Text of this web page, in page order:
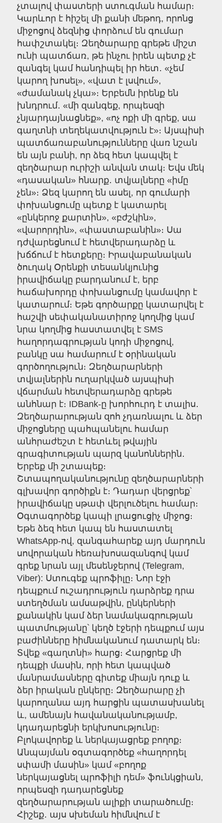
չտալով փաստերի ստուգման համար։
Կարևոր է հիշել մի քանի մեթոդ, որոնց
միջոցով ձեզնից փորձում են գումար
հափշտակել։ Զեղծարարը գրեթե միշտ
ունի պատճառ, թե ինչու իրեն պետք չէ
զանգել կամ հանդիպել իր հետ․ «չեմ
կարող խոսել», «վատ է լսվում»,
«ժամանակ չկա»։ Երբեմն իրենք են
խնդրում․ «մի զանգեք, որպեսզի
չնյարդայնացնեք», «ոչ ոքի մի գրեք, սա
գաղտնի տեղեկատվություն է»։ Այսպիսի
պատճառաբանությունները վառ նշան
են այն բանի, որ ձեզ հետ կապվել է
զեղծարար ուրիշի անվան տակ։ Եվս մեկ
«դասական» հնարք․ տվյալները «իմը
չեն»։ Ձեզ կարող են ասել, որ գումարի
փոխանցումը պետք է կատարել
«ընկերոջ քարտին», «բժշկին»,
«վարորդին», «փաստաբանին»։ Սա
դժվարեցնում է հետվերադարձը և
խճճում է հետքերը։ Իրավաբանական
ծուղակ Օրենքի տեսանկյունից
իրավիճակը բարդանում է, երբ
հաճախորդը փոխանցումը կամավոր է
կատարում։ Եթե գործարքը կատարվել է
հաշվի սեփականատիրոջ կողմից կամ
նրա կողմից հաստատվել է SMS
հաղորդագրության կոդի միջոցով,
բանկը սա համարում է օրինական
գործողություն։ Զեղծարարների
տվյալներին ուղարկված այսպիսի
վճարման հետվերադարձը գրեթե
անհնար է։ IDBank-ը խորհուրդ է տալիս․
Զեղծարարության զոհ չդառնալու և ձեր
միջոցները պահպանելու համար
անհրաժեշտ է հետևել թվային
գրագիտության պարզ կանոններին․
Երբեք մի շտապեք։
Շտապողականությունը զեղծարարների
գլխավոր գործիքն է։ Դադար վերցրեք՝
իրավիճակը սթափ վերլուծելու համար։
Օգտագործեք կապի լրացուցիչ միջոց։
Եթե ձեզ հետ կապ են հաստատել
WhatsApp-ով, զանգահարեք այդ մարդուն
սովորական հեռախոսազանգով կամ
գրեք նրան այլ մեսենջերով (Telegram,
Viber): Ստուգեք պրոֆիլը։ Նոր էջի
դեպքում ուշադրություն դարձրեք դրա
ստեղծման ամսաթվին, ընկերների
քանակին կամ ձեր նամակագրության
պատմությանը՝ կեղծ էջերի դեպքում այս
բաժինները հիմնականում դատարկ են։
Տվեք «գաղտնի» հարց։ Հարցրեք մի
դեպքի մասին, որի հետ կապված
մանրամասները գիտեք միայն դուք և
ձեր իրական ընկերը։ Զեղծարարը չի
կարողանա այդ հարցին պատասխանել
և, ամենայն հավանականությամբ,
կդադարեցնի երկխոսությունը։
Բլոկավորեք և ներկայացրեք բողոք։
Անպայման օգտագործեք «հաղորդել
սփամի մասին» կամ «բողոք
ներկայացնել պրոֆիլի դեմ» ֆունկցիան,
որպեսզի դադարեցնեք
զեղծարարության ալիքի տարածումը։
Հիշեք․ այս սխեման հիմնվում է